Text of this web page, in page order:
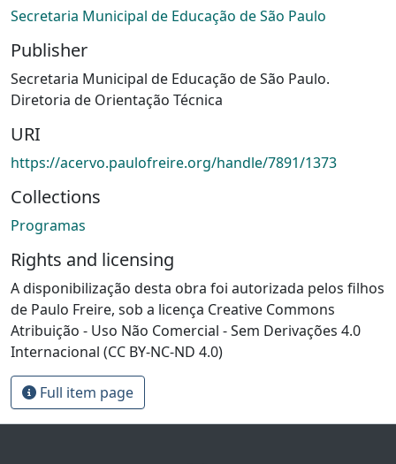
Secretaria Municipal de Educação de São Paulo
Publisher
Secretaria Municipal de Educação de São Paulo.
Diretoria de Orientação Técnica
URI
https://acervo.paulofreire.org/handle/7891/1373
Collections
Programas
Rights and licensing
A disponibilização desta obra foi autorizada pelos filhos
de Paulo Freire, sob a licença Creative Commons
Atribuição - Uso Não Comercial - Sem Derivações 4.0
Internacional (CC BY-NC-ND 4.0)
Full item page